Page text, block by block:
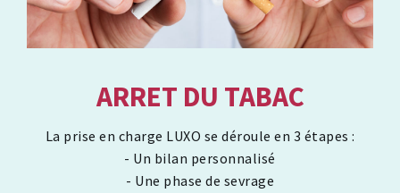
ARRET DU TABAC
La prise en charge LUXO se déroule en 3 étapes :
- Un bilan personnalisé
- Une phase de sevrage